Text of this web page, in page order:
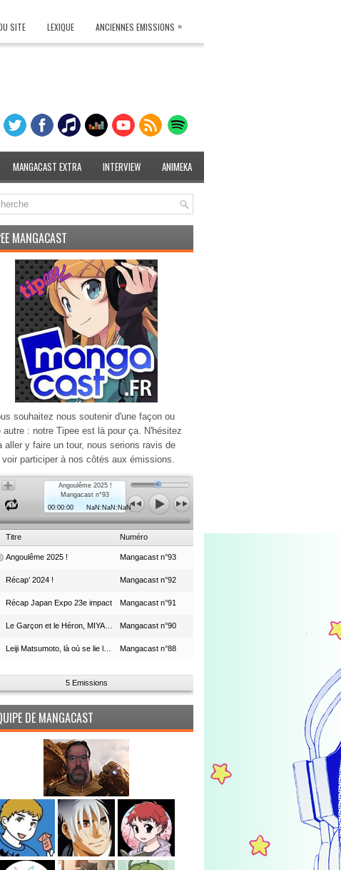
SITE LEXIQUE ANCIENNES EMISSIONS »
MANGACAST EXTRA INTERVIEW ANIMEKA
MANGACAST
souhaitez nous soutenir d'une façon ou
autre : notre Tipee est là pour ça. N'hésitez
aller y faire un tour, nous serions ravis de
participer à nos côtés aux émissions.
Angoulême 2025 !
Mangacast n°93
00:00:00
NaN:NaN:NaN
Titre Numéro
Angoulême 2025 ! Mangacast n°93
Récap’ 2024 ! Mangacast n°92
Récap Japan Expo 23e impact Mangacast n°91
Mangacast n°90
Mangacast n°88
5 Emissions
DE MANGACAST